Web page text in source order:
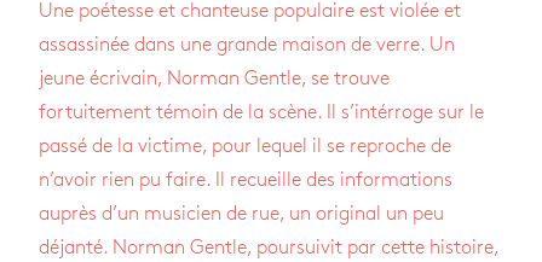
Une poétesse et chanteuse populaire est violée et
assassinée dans une grande maison de verre. Un
jeune écrivain, Norman Gentle, se trouve
fortuitement témoin de la scène. Il s’intérroge sur le
passé de la victime, pour lequel il se reproche de
n’avoir rien pu faire. Il recueille des informations
auprès d’un musicien de rue, un original un peu
déjanté. Norman Gentle, poursuivit par cette histoire,